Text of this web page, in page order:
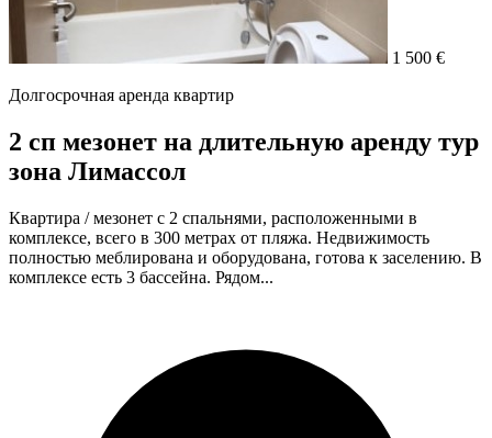
1 500 €
Долгосрочная аренда квартир
2 сп мезонет на длительную аренду тур
зона Лимассол
Квартира / мезонет с 2 спальнями, расположенными в
комплексе, всего в 300 метрах от пляжа. Недвижимость
полностью меблирована и оборудована, готова к заселению. В
комплексе есть 3 бассейна. Рядом...